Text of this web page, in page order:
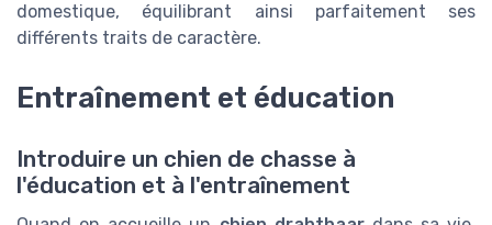
domestique, équilibrant ainsi parfaitement ses
différents traits de caractère.
Entraînement et éducation
Introduire un chien de chasse à
l'éducation et à l'entraînement